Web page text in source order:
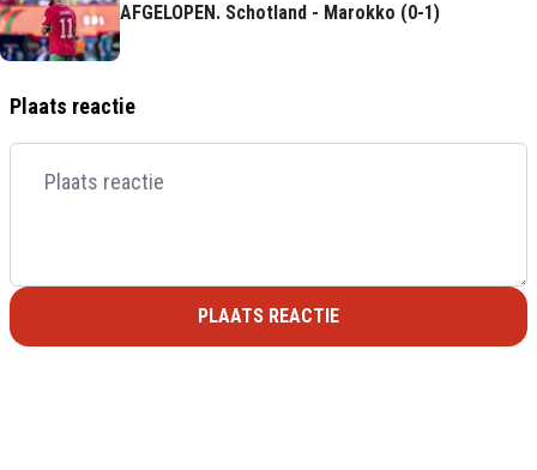
AFGELOPEN. Schotland - Marokko (0-1)
Plaats reactie
PLAATS REACTIE